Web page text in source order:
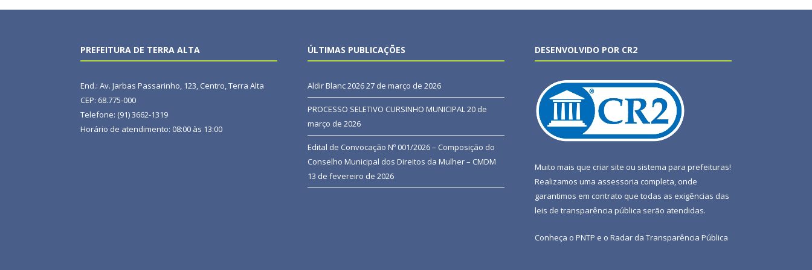
PREFEITURA DE TERRA ALTA
End.: Av. Jarbas Passarinho, 123, Centro, Terra Alta
CEP: 68.775-000
Telefone: (91) 3662-1319
Horário de atendimento: 08:00 às 13:00
ÚLTIMAS PUBLICAÇÕES
Aldir Blanc 202627 de março de 2026
PROCESSO SELETIVO CURSINHO MUNICIPAL20 de
março de 2026
Edital de Convocação Nº 001/2026 – Composição do
Conselho Municipal dos Direitos da Mulher – CMDM
13 de fevereiro de 2026
DESENVOLVIDO POR CR2
Muito mais que criar site ou sistema para prefeituras!
Realizamos uma assessoria completa, onde
garantimos em contrato que todas as exigências das
leis de transparência pública serão atendidas.
Conheça o PNTP e o Radar da Transparência Pública